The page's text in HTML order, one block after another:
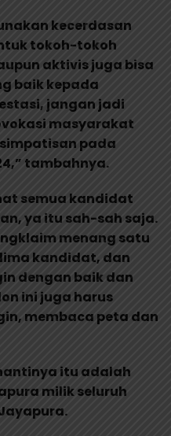
kecerdasan
tokoh-tokoh
aktivis juga bisa
baik kepada
jangan jadi
masyarakat
pada
tambahnya.
semua kandidat
ya itu sah-sah saja.
menang satu
kandidat, dan
dengan baik dan
ini juga harus
membaca peta dan
itu adalah
milik seluruh